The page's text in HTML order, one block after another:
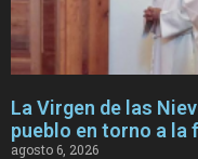
La Virgen de las
pueblo en torno a la
agosto 6, 2026